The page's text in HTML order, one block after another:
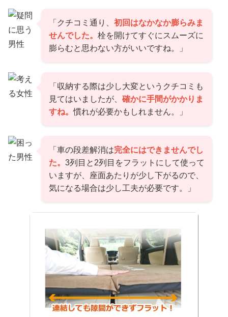
「クチコミ通り、 初回はなかなか膨らみま
せんでした。 栓を開けてすぐにスムーズに
膨らむと思わない方がいいですね。」
「収納する際は少し大変というクチコミも
見てはいましたが、 確かに手間がかかりま
すね。慣れが必要かもしれません。」
「車の段差解消は完全にはできませんでし
た。 3列目と2列目をフラットにして使って
いますが、座面あたりが少し下がるので、
気になる場合は少し工夫が必要です。」